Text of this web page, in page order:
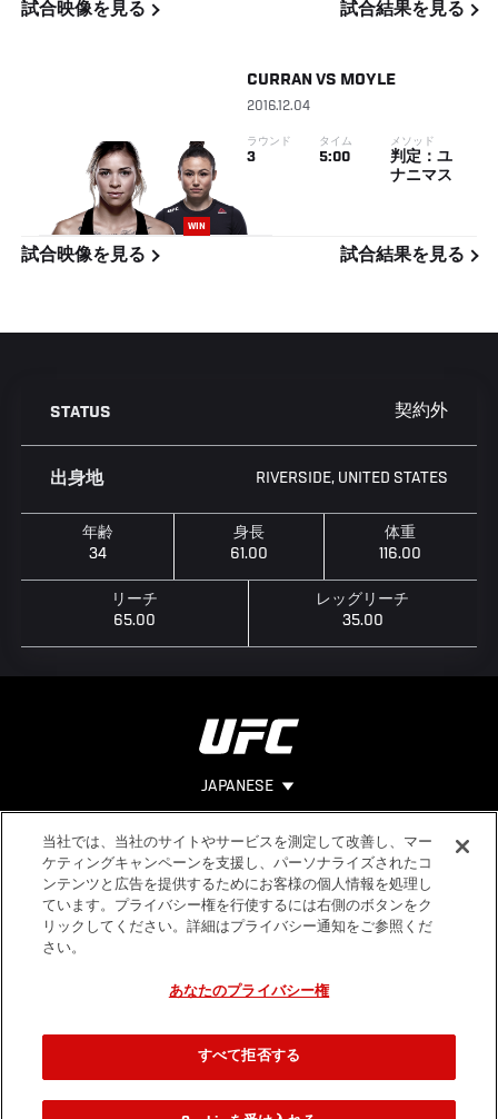
試合映像を見る 試合結果を見る
WIN
CURRAN VS MOYLE
2016.12.04
ラウンド
3
タイム
5:00
メソッド
判定：ユ
ナニマス
試合映像を見る 試合結果を見る
STATUS 契約外
出身地 RIVERSIDE, UNITED STATES
年齢
34
身長
61.00
体重
116.00
リーチ
65.00
レッグリーチ
35.00
JAPANESE
Footer ヘルプ
法的事項
利用規約
個人情報保
当社では、当社のサイトやサービスを測定して改善し、マー
ケティングキャンペーンを支援し、パーソナライズされたコ
ンテンツと広告を提供するためにお客様の個人情報を処理し
ています。プライバシー権を行使するには右側のボタンをク
リックしてください。詳細はプライバシー通知をご参照くだ
さい。
あなたのプライバシー権
すべて拒否する